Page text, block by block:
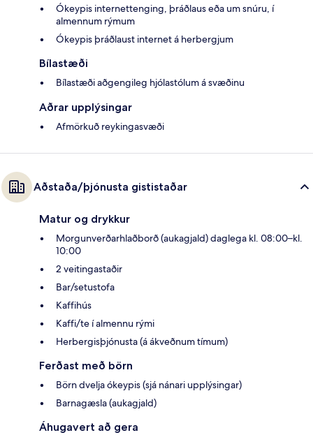
Ókeypis internettenging, þráðlaus eða um snúru, í
almennum rýmum
Ókeypis þráðlaust internet á herbergjum
Bílastæði
Bílastæði aðgengileg hjólastólum á svæðinu
Aðrar upplýsingar
Afmörkuð reykingasvæði
Aðstaða/þjónusta gististaðar
Matur og drykkur
Morgunverðarhlaðborð (aukagjald) daglega kl. 08:00–kl.
10:00
2 veitingastaðir
Bar/setustofa
Kaffihús
Kaffi/te í almennu rými
Herbergisþjónusta (á ákveðnum tímum)
Ferðast með börn
Börn dvelja ókeypis (sjá nánari upplýsingar)
Barnagæsla (aukagjald)
Áhugavert að gera